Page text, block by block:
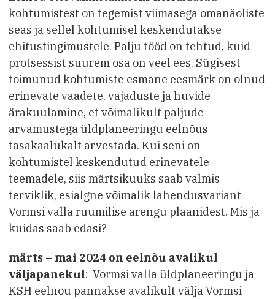
kohtumistest on tegemist viimasega omanäoliste
seas ja sellel kohtumisel keskendutakse
ehitustingimustele. Palju tööd on tehtud, kuid
protsessist suurem osa on veel ees. Sügisest
toimunud kohtumiste esmane eesmärk on olnud
erinevate vaadete, vajaduste ja huvide
ärakuulamine, et võimalikult paljude
arvamustega üldplaneeringu eelnõus
tasakaalukalt arvestada. Kui seni on
kohtumistel keskendutud erinevatele
teemadele, siis märtsikuuks saab valmis
terviklik, esialgne võimalik lahendusvariant
Vormsi valla ruumilise arengu plaanidest. Mis ja
kuidas saab edasi?
märts – mai 2024 on eelnõu avalikul
väljapanekul: Vormsi valla üldplaneeringu ja
KSH eelnõu pannakse avalikult välja Vormsi